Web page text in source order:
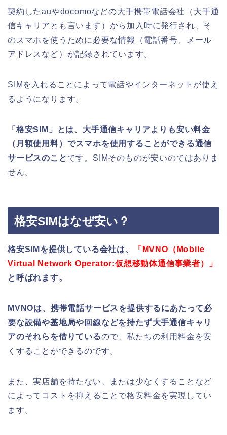
契約したauやdocomoなどの大手携帯電話会社（大手通
信キャリアとも言います）から加入時に発行され、そ
のスマホを使うために必要な情報（電話番号、メール
アドレスなど）が記録されています。
SIMを入れることによって電話やインターネットが使え
るようになります。
「格安SIM」とは、大手通信キャリアよりも安い料金
（月額使用料）でスマホを使用することができる通信
サービスのこと です。SIMそのものが安いのではありま
せん。
格安SIMはなぜ安い？
格安SIMを提供している会社は、
「MVNO（Mobile
Virtual Network Operator:仮想移動体通信事業者）」
と呼ばれます。
MVNOは、携帯電話サービスを提供するにあたって必
要な設備や基地局や回線などを持たず大手通信キャリ
アのそれらを借りているので、私たちの利用料金を安
くすることができるのです。
また、実店舗を持たない、または少なくすることなど
によってコストを抑えることで格安料金を実現してい
ます。